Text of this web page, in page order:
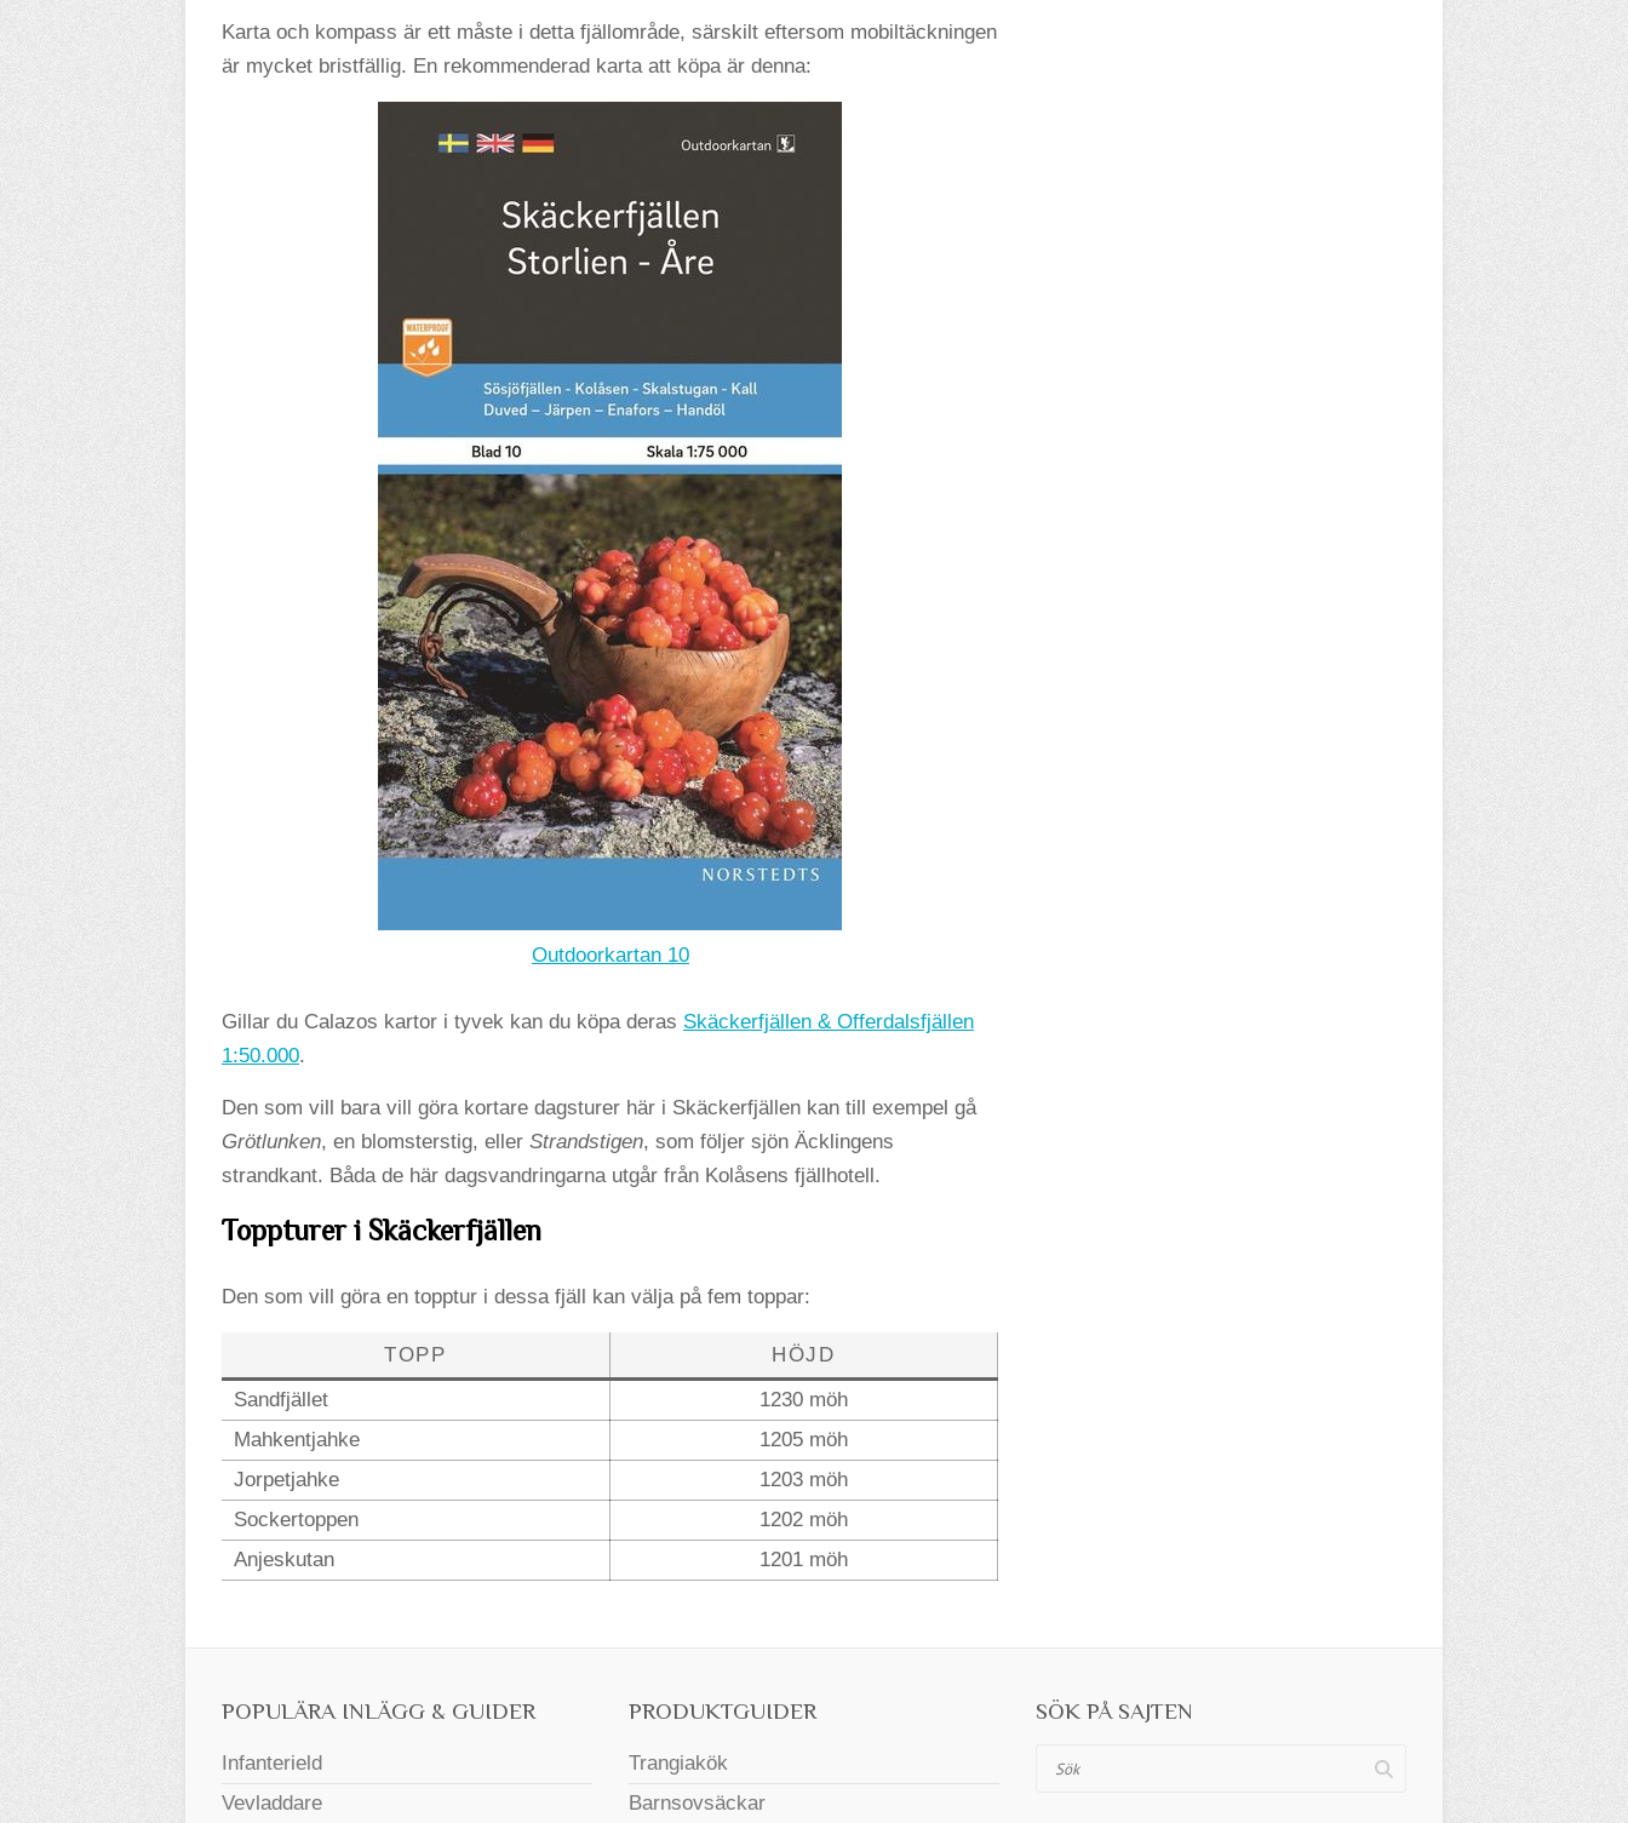
Karta och kompass är ett måste i detta fjällområde, särskilt eftersom mobiltäckningen
är mycket bristfällig. En rekommenderad karta att köpa är denna:
Outdoorkartan 10
Gillar du Calazos kartor i tyvek kan du köpa deras Skäckerfjällen & Offerdalsfjällen
1:50.000.
Den som vill bara vill göra kortare dagsturer här i Skäckerfjällen kan till exempel gå
Grötlunken, en blomsterstig, eller Strandstigen, som följer sjön Äcklingens
strandkant. Båda de här dagsvandringarna utgår från Kolåsens fjällhotell.
Toppturer i Skäckerfjällen
Den som vill göra en topptur i dessa fjäll kan välja på fem toppar:
TOPP
HÖJD
Sandfjället
1230 möh
Mahkentjahke
1205 möh
Jorpetjahke
1203 möh
Sockertoppen
1202 möh
Anjeskutan
1201 möh
POPULÄRA INLÄGG & GUIDER
Infanterield
Vevladdare
PRODUKTGUIDER
Trangiakök
Barnsovsäckar
SÖK PÅ SAJTEN
Sök